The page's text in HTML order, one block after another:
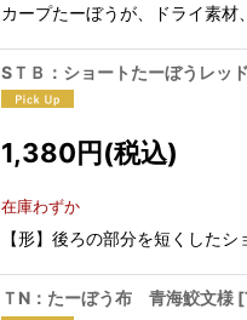
カープたーぼうが、ドライ素
SＴＢ：ショートたーぼうレッド
1,380円 (税込)
在庫わずか
【形】後ろの部分を短くした
ＴN：たーぼう布 青海鮫文様 [